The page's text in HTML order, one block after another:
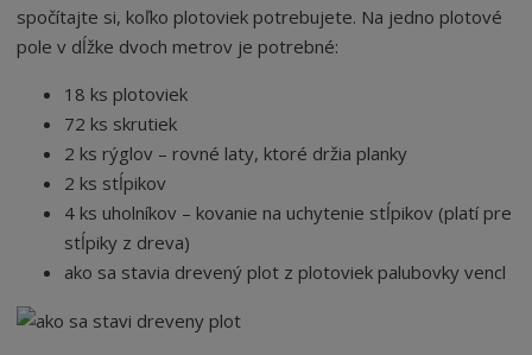
spočítajte si, koľko plotoviek potrebujete. Na jedno plotové
pole v dĺžke dvoch metrov je potrebné:
18 ks plotoviek
72 ks skrutiek
2 ks rýglov – rovné laty, ktoré držia planky
2 ks stĺpikov
4 ks uholníkov – kovanie na uchytenie stĺpikov (platí pre
stĺpiky z dreva)
ako sa stavia drevený plot z plotoviek palubovky vencl